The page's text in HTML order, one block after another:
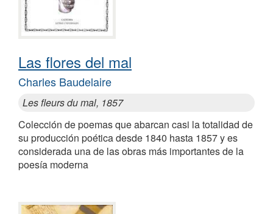
Las flores del mal
Charles Baudelaire
Les fleurs du mal, 1857
Colección de poemas que abarcan casi la totalidad de
su producción poética desde 1840 hasta 1857 y es
considerada una de las obras más importantes de la
poesía moderna